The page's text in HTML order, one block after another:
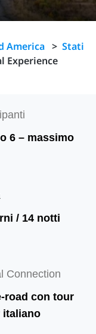
America > Stati
Experience
6 – massimo
/ 14 notti
Connection
road con tour
italiano